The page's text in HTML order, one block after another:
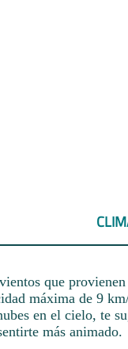
que
máxima de 9
en el cielo, te
más animado.